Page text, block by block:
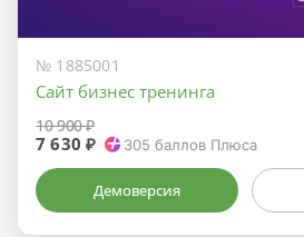
№ 1885001
Сайт бизнес тренинга
10 900 ₽
7 630 ₽ 305 баллов Плюса
Демоверсия